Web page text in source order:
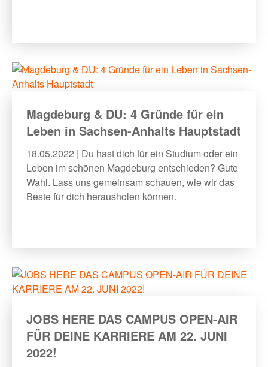
Magdeburg & DU: 4 Gründe für ein
Leben in Sachsen-Anhalts Hauptstadt
18.05.2022 | Du hast dich für ein Studium oder ein
Leben im schönen Magdeburg entschieden? Gute
Wahl. Lass uns gemeinsam schauen, wie wir das
Beste für dich herausholen können.
JOBS HERE DAS CAMPUS OPEN-AIR
FÜR DEINE KARRIERE AM 22. JUNI
2022!